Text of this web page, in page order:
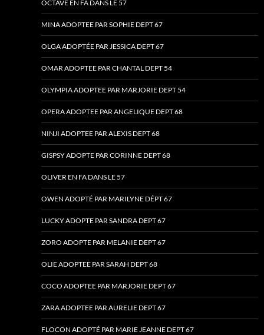
OCTAVE EN FA DANS LE 57
MINA ADOPTEE PAR SOPHIE DEPT 67
OLGA ADOPTÉE PAR JESSICA DEPT 67
OMAR ADOPTEE PAR CHANTAL DEPT 54
OLYMPIA ADOPTEE PAR MARJORIE DEPT 54
OPERA ADOPTEE PAR ANGELIQUE DEPT 68
NINJI ADOPTEE PAR ALEXIS DEPT 68
GISPSY ADOPTE PAR CORINNE DEPT 68
OLIVER EN FA DANS LE 57
OWEN ADOPTÉ PAR MARILYNE DÉPT 67
LUCKY ADOPTE PAR SANDRA DEPT 67
ZORO ADOPTE PAR MELANIE DEPT 67
OLIE ADOPTEE PAR SARAH DEPT 68
COCO ADOPTEE PAR MARJORIE DEPT 67
ZARA ADOPTEE PAR AURELIE DEPT 67
FLOCON ADOPTÉ PAR MARIE JEANNE DEPT 67